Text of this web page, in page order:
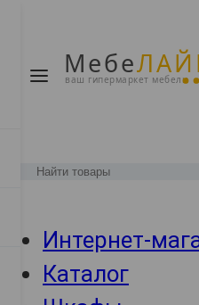
Мебе
ваш гипермаркет мебели
Интернет-
Каталог